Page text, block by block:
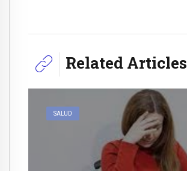
Related Articles
SALUD